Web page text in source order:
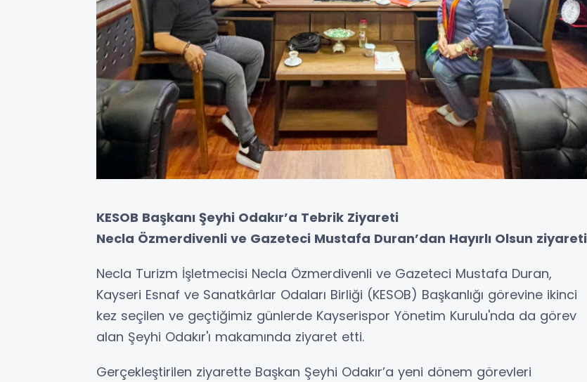
KESOB Başkanı Şeyhi Odakır’a Tebrik Ziyareti
Necla Özmerdivenli ve Gazeteci Mustafa Duran’dan Hayırlı Olsun ziyareti
Necla Turizm İşletmecisi Necla Özmerdivenli ve Gazeteci Mustafa Duran,
Kayseri Esnaf ve Sanatkârlar Odaları Birliği (KESOB) Başkanlığı görevine ikinci
kez seçilen ve geçtiğimiz günlerde Kayserispor Yönetim Kurulu'nda da görev
alan Şeyhi Odakır'ı makamında ziyaret etti.
Gerçekleştirilen ziyarette Başkan Şeyhi Odakır’a yeni dönem görevleri